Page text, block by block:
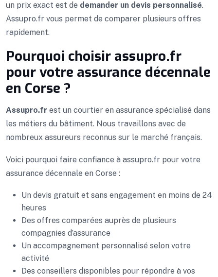
un prix exact est de demander un devis personnalisé.
Assupro.fr vous permet de comparer plusieurs offres
rapidement.
Pourquoi choisir assupro.fr
pour votre assurance décennale
en Corse ?
Assupro.fr est un courtier en assurance spécialisé dans
les métiers du bâtiment. Nous travaillons avec de
nombreux assureurs reconnus sur le marché français.
Voici pourquoi faire confiance à assupro.fr pour votre
assurance décennale en Corse :
Un devis gratuit et sans engagement en moins de 24
heures
Des offres comparées auprès de plusieurs
compagnies d’assurance
Un accompagnement personnalisé selon votre
activité
Des conseillers disponibles pour répondre à vos